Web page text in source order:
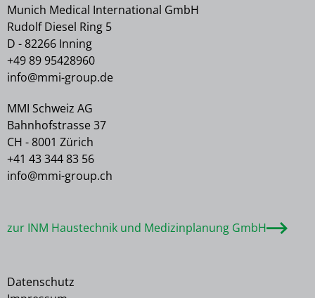
Munich Medical International GmbH
Rudolf Diesel Ring 5
D - 82266 Inning
+49 89 95428960
info@mmi-group.de
MMI Schweiz AG
Bahnhofstrasse 37
CH - 8001 Zürich
+41 43 344 83 56
info@mmi-group.ch
zur INM Haustechnik und Medizinplanung GmbH
Datenschutz